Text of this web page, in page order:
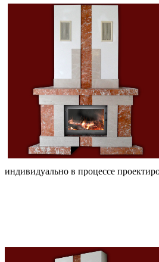
индивидуально в процессе